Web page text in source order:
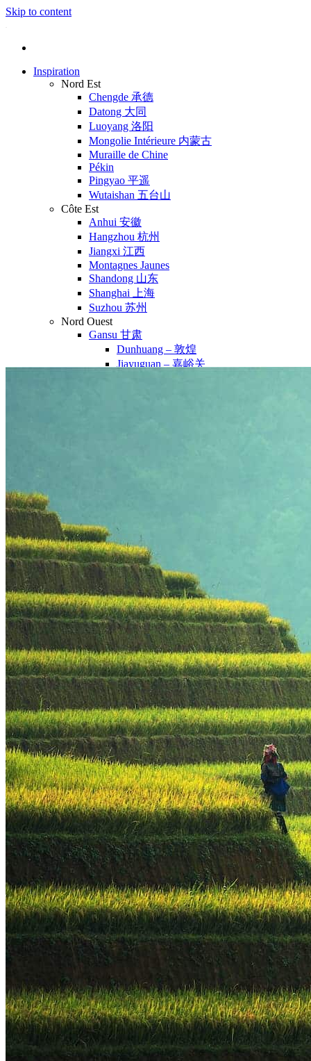
Skip to content
Inspiration
Nord Est
Chengde 承德
Datong 大同
Luoyang 洛阳
Mongolie Intérieure 内蒙古
Muraille de Chine
Pékin
Pingyao 平遥
Wutaishan 五台山
Côte Est
Anhui 安徽
Hangzhou 杭州
Jiangxi 江西
Montagnes Jaunes
Shandong 山东
Shanghai 上海
Suzhou 苏州
Nord Ouest
Gansu 甘肃
Dunhuang – 敦煌
Jiayuguan – 嘉峪关
Macao 澳门
Taïwan 台湾
Shenzhen
Sud Ouest
Chongqing 重庆
Guangxi 广西
Guizhou 贵州
Hubei
Sichuan 四川
Tibet 西藏
Yunnan 云南
Circuits
Organisation
Circuits sur mesure
Nos Petits Groupes
Ambiance
Classique et incontournables
Culture & expériences
Nature et grands paysages
Famille et enfants
Trekking et aventure
Luxe et exception
Où et quand partir ?
Printemps
Eté
Automne
Hiver
Infos pratiques
Notre agence
Notre agence en Chine
Réseau Asian Roads
Garanties et engagements Asian Roads
Avis de nos voyageurs
Voyages d’affaires en Chine
Voyage scolaire et culturel en Chine
La Chine & ses secrets
Présentation de la Chine
Cuisines de Chine
Les Minorités Ethniques Chinoises
Fêtes traditionnelles & vacances en Chine
Les signes astrologiques Chinois